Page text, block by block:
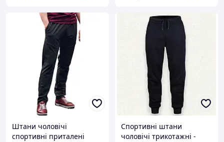
Штани чоловічі
спортивні приталені
Спортивні штани
чоловічі трикотажні -